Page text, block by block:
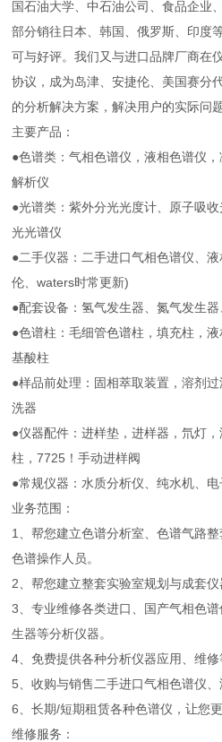
国石油大学、中石油公司、食品企业
部分销往日本、韩国、俄罗斯、印度
可与好评。我们又与进口品牌厂商在
协议，成为岛津、安捷伦、美国赛分
的分析解决方案，解决用户的实际问题
主要产品：
●色谱类：气相色谱仪，液相色谱仪
解析仪
●光谱类：紫外分光光度计、原子吸
光光谱仪
●二手仪器：二手进口气相色谱仪、
伦、waters时常更新)
●配套设备：氢气发生器、氮气发生器
●色谱柱：毛细管色谱柱，填充柱，
基酸柱
●样品前处理：固相萃取装置，溶剂
洗器
●仪器配件：进样垫，进样器，氘灯
柱，7725！手动进样阀
●常规仪器：水质分析仪、纯水机、
业务范围：
1、帮您建立色谱分析室、色谱气路
色谱操作人员。
2、帮您建立整套实验室规划与成套仪
3、专业维修各类进口、国产气相色
生器等分析仪器。
4、免费提供各种分析仪器应用、维修
5、收购与销售二手进口气相色谱仪、
6、长期/短期租赁各种色谱仪，让您更
维修服务：